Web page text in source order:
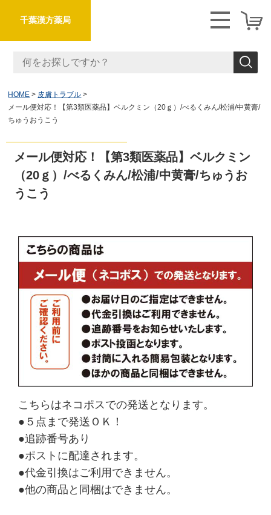
千葉漢方薬局
HOME
皮膚トラブル
メール便対応！【第3類医薬品】ベルクミン（20ｇ）/べるくみん/松浦/中黄膏/
ちゅうおうこう
メール便対応！【第3類医薬品】ベルクミン
（20ｇ）/べるくみん/松浦/中黄膏/ちゅうお
うこう
こちらはネコポスでの発送となります。
●５点まで発送ＯＫ！
●追跡番号あり
●ポストに配達されます。
●代金引換はご利用できません。
●他の商品と同梱はできません。